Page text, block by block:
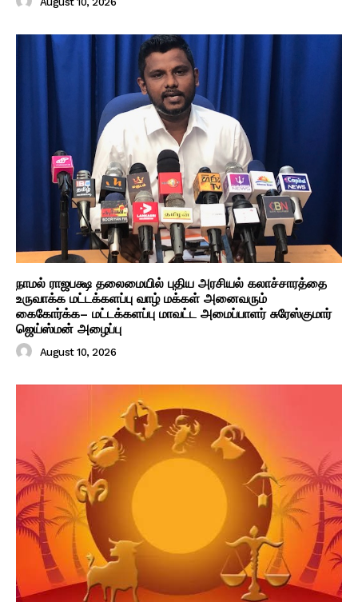
நாமல் ராஜபக்ஷ தலைமையில் புதிய அரசியல் கலாச்சாரத்தை
உருவாக்க மட்டக்களப்பு வாழ் மக்கள் அனைவரும்
கைகோர்க்க– மட்டக்களப்பு மாவட்ட அமைப்பாளர் சுரேஸ்குமார்
ஜெய்ஸ்மன் அழைப்பு
August 10, 2026